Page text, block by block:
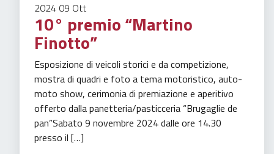
2024 09 Ott
10° premio “Martino
Finotto”
Esposizione di veicoli storici e da competizione,
mostra di quadri e foto a tema motoristico, auto-
moto show, cerimonia di premiazione e aperitivo
offerto dalla panetteria/pasticceria “Brugaglie de
pan”Sabato 9 novembre 2024 dalle ore 14.30
presso il […]